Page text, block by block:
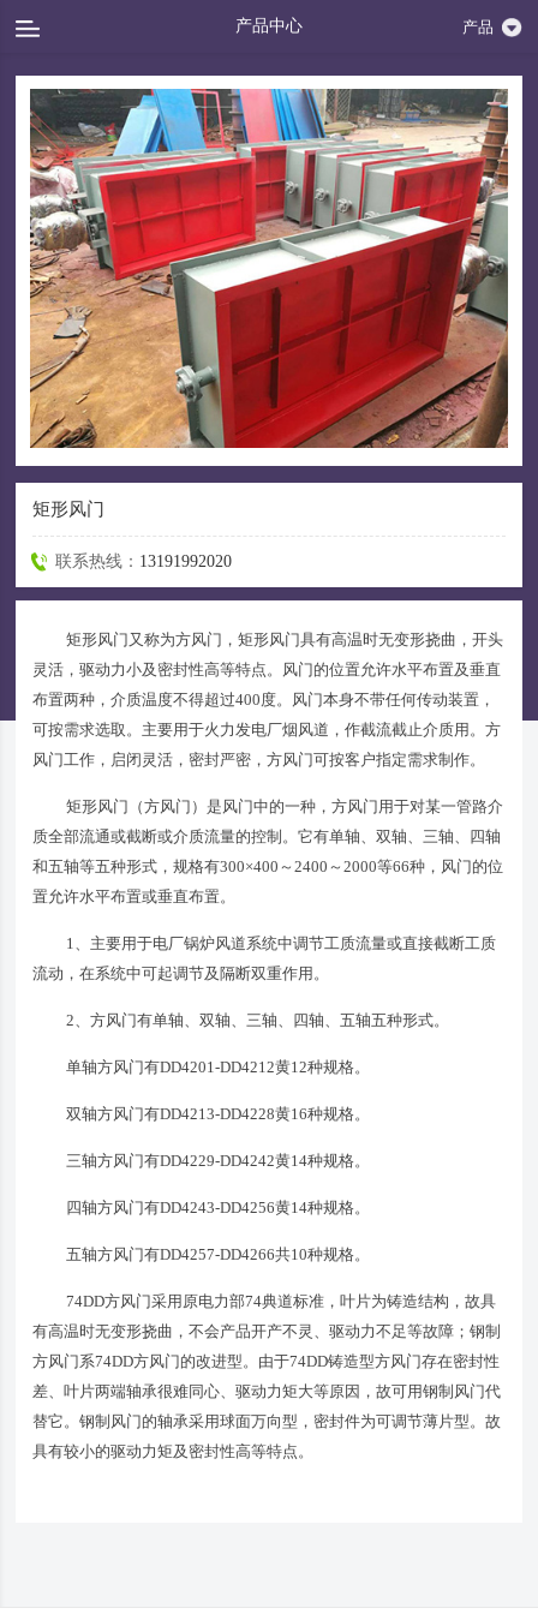
产品中心 产品
矩形风门
联系热线： 13191992020
矩形风门又称为方风门，矩形风门具有高温时无变形挠曲，开头
灵活，驱动力小及密封性高等特点。风门的位置允许水平布置及垂直
布置两种，介质温度不得超过400度。风门本身不带任何传动装置，
可按需求选取。主要用于火力发电厂烟风道，作截流截止介质用。方
风门工作，启闭灵活，密封严密，方风门可按客户指定需求制作。
矩形风门（方风门）是风门中的一种，方风门用于对某一管路介
质全部流通或截断或介质流量的控制。它有单轴、双轴、三轴、四轴
和五轴等五种形式，规格有300×400～2400～2000等66种，风门的位
置允许水平布置或垂直布置。
1、主要用于电厂锅炉风道系统中调节工质流量或直接截断工质
流动，在系统中可起调节及隔断双重作用。
2、方风门有单轴、双轴、三轴、四轴、五轴五种形式。
单轴方风门有DD4201-DD4212黄12种规格。
双轴方风门有DD4213-DD4228黄16种规格。
三轴方风门有DD4229-DD4242黄14种规格。
四轴方风门有DD4243-DD4256黄14种规格。
五轴方风门有DD4257-DD4266共10种规格。
74DD方风门采用原电力部74典道标准，叶片为铸造结构，故具
有高温时无变形挠曲，不会产品开产不灵、驱动力不足等故障；钢制
方风门系74DD方风门的改进型。由于74DD铸造型方风门存在密封性
差、叶片两端轴承很难同心、驱动力矩大等原因，故可用钢制风门代
替它。钢制风门的轴承采用球面万向型，密封件为可调节薄片型。故
具有较小的驱动力矩及密封性高等特点。